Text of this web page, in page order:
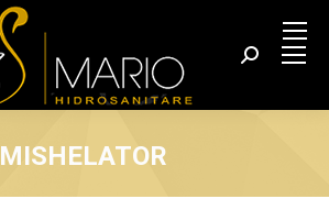
Search:
MISHELATOR